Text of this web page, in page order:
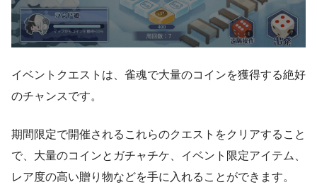
イベントクエストは、雀魂で大量のコインを獲得する絶好
のチャンスです。
期間限定で開催されるこれらのクエストをクリアすること
で、大量のコインとガチャチケ、イベント限定アイテム、
レア度の高い贈り物などを手に入れることができます。